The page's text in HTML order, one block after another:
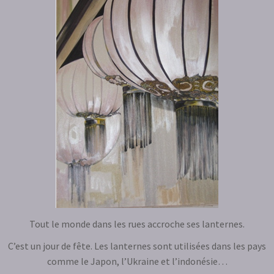
Tout le monde dans les rues accroche ses lanternes.
C’est un jour de fête. Les lanternes sont utilisées dans les pays
comme le Japon, l’Ukraine et l’indonésie…